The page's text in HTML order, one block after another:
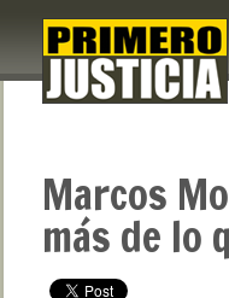
Marcos
más de lo